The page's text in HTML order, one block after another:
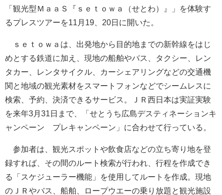
「観光型ＭａａＳ『ｓｅｔｏｗａ（せとわ）』」を体験す
るプレスツアーを11月19、20日に開いた。
ｓｅｔｏｗａは、出発地から目的地までの新幹線をはじ
めとする鉄道に加え、現地の船舶やバス、タクシー、レン
タカー、レンタサイクル、カーシェアリングなどの交通機
関と地域の観光素材をスマートフォンなどでシームレスに
検索、予約、決済できるサービス。ＪＲ西日本は実証実験
を来年3月31日まで、「せとうち広島デスティネーションキ
ャンペーン プレキャンペーン」に合わせて行っている。
参加者は、観光スポットや飲食店などの立ち寄り地を登
録すれば、その間のルート検索が行われ、行程を作成でき
る「スケジューラー機能」を使用してルートを作成。現地
のＪＲやバス、船舶、ロープウエーの乗り放題と観光施設